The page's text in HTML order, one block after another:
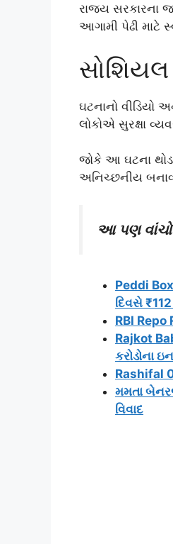
રાજ્ય સરકારના
આગામી પેઢી માટે
સોશિયલ
ઘટનાનો વીડિયો
લોકોએ સુરક્ષા
જોકે આ ઘટના
અનિચ્છનીય બનાવ
આ પણ
Peddi
દિવસે
RBI Repo
Rajkot
કરોડોના
Rashifal
મમતા
વિવાદ